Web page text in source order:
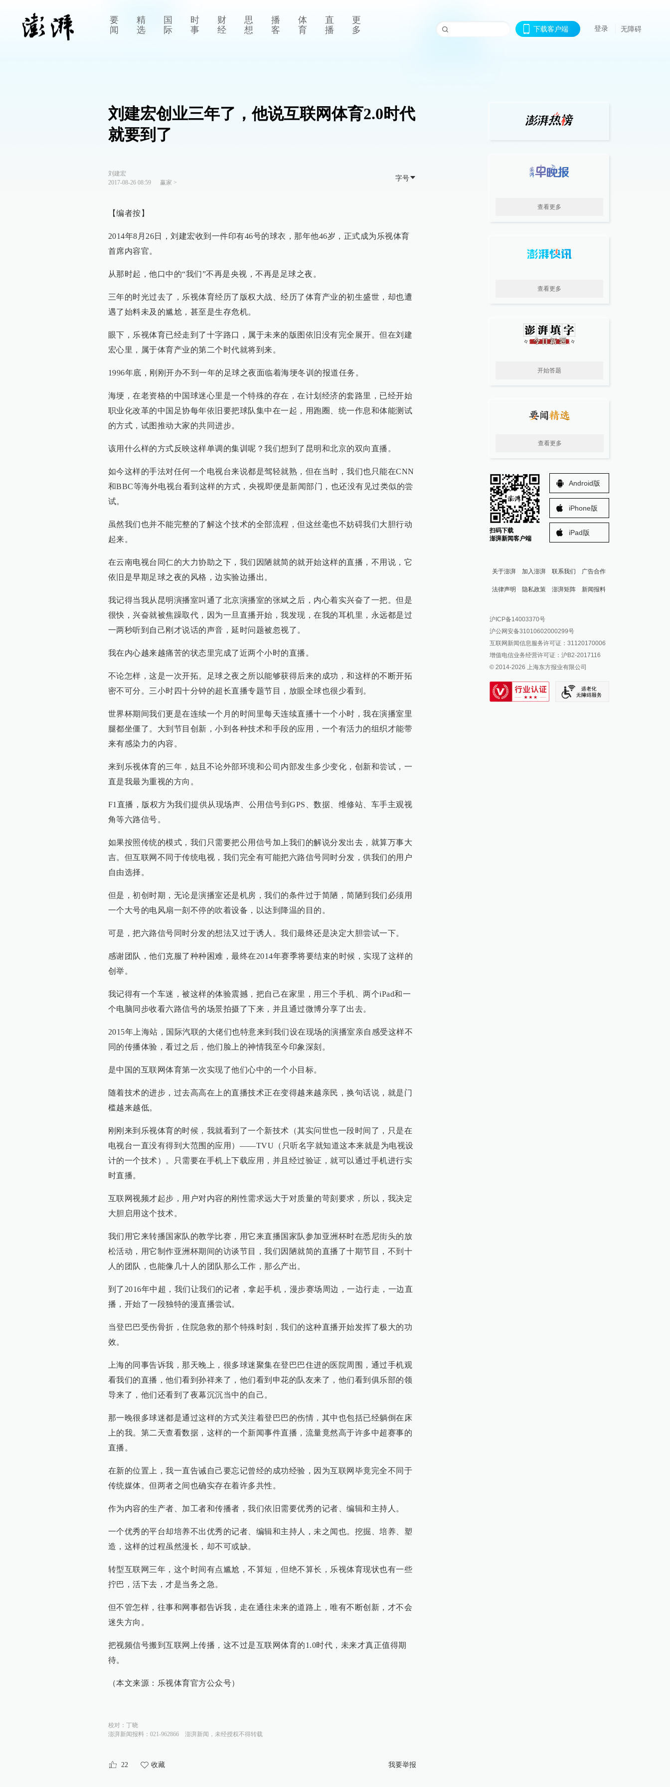
要
闻
精
选
国
际
时
事
财
经
思
想
播
客
体
育
直
播
更
多
下载客户端 登录 无障碍
刘建宏创业三年了，他说互联网体育2.0时代
就要到了
刘建宏
2017-08-26 08:59
赢家 >
字号
【编者按】
2014年8月26日，刘建宏收到一件印有46号的球衣，那年他46岁，正式成为乐视体育
首席内容官。
从那时起，他口中的“我们”不再是央视，不再是足球之夜。
三年的时光过去了，乐视体育经历了版权大战、经历了体育产业的初生盛世，却也遭
遇了始料未及的尴尬，甚至是生存危机。
眼下，乐视体育已经走到了十字路口，属于未来的版图依旧没有完全展开。但在刘建
宏心里，属于体育产业的第二个时代就将到来。
1996年底，刚刚开办不到一年的足球之夜面临着海埂冬训的报道任务。
海埂，在老资格的中国球迷心里是一个特殊的存在，在计划经济的套路里，已经开始
职业化改革的中国足协每年依旧要把球队集中在一起，用跑圈、统一作息和体能测试
的方式，试图推动大家的共同进步。
该用什么样的方式反映这样单调的集训呢？我们想到了昆明和北京的双向直播。
如今这样的手法对任何一个电视台来说都是驾轻就熟，但在当时，我们也只能在CNN
和BBC等海外电视台看到这样的方式，央视即便是新闻部门，也还没有见过类似的尝
试。
虽然我们也并不能完整的了解这个技术的全部流程，但这丝毫也不妨碍我们大胆行动
起来。
在云南电视台同仁的大力协助之下，我们因陋就简的就开始这样的直播，不用说，它
依旧是早期足球之夜的风格，边实验边播出。
我记得当我从昆明演播室叫通了北京演播室的张斌之后，内心着实兴奋了一把。但是
很快，兴奋就被焦躁取代，因为一旦直播开始，我发现，在我的耳机里，永远都是过
一两秒听到自己刚才说话的声音，延时问题被忽视了。
我在内心越来越痛苦的状态里完成了近两个小时的直播。
不论怎样，这是一次开拓。足球之夜之所以能够获得后来的成功，和这样的不断开拓
密不可分。三小时四十分钟的超长直播专题节目，放眼全球也很少看到。
世界杯期间我们更是在连续一个月的时间里每天连续直播十一个小时，我在演播室里
腿都坐僵了。大到节目创新，小到各种技术和手段的应用，一个有活力的组织才能带
来有感染力的内容。
来到乐视体育的三年，姑且不论外部环境和公司内部发生多少变化，创新和尝试，一
直是我最为重视的方向。
F1直播，版权方为我们提供从现场声、公用信号到GPS、数据、维修站、车手主观视
角等六路信号。
如果按照传统的模式，我们只需要把公用信号加上我们的解说分发出去，就算万事大
吉。但互联网不同于传统电视，我们完全有可能把六路信号同时分发，供我们的用户
自由选择。
但是，初创时期，无论是演播室还是机房，我们的条件过于简陋，简陋到我们必须用
一个大号的电风扇一刻不停的吹着设备，以达到降温的目的。
可是，把六路信号同时分发的想法又过于诱人。我们最终还是决定大胆尝试一下。
感谢团队，他们克服了种种困难，最终在2014年赛季将要结束的时候，实现了这样的
创举。
我记得有一个车迷，被这样的体验震撼，把自己在家里，用三个手机、两个iPad和一
个电脑同步收看六路信号的场景拍摄了下来，并且通过微博分享了出去。
2015年上海站，国际汽联的大佬们也特意来到我们设在现场的演播室亲自感受这样不
同的传播体验，看过之后，他们脸上的神情我至今印象深刻。
是中国的互联网体育第一次实现了他们心中的一个小目标。
随着技术的进步，过去高高在上的直播技术正在变得越来越亲民，换句话说，就是门
槛越来越低。
刚刚来到乐视体育的时候，我就看到了一个新技术（其实问世也一段时间了，只是在
电视台一直没有得到大范围的应用）——TVU（只听名字就知道这本来就是为电视设
计的一个技术）。只需要在手机上下载应用，并且经过验证，就可以通过手机进行实
时直播。
互联网视频才起步，用户对内容的刚性需求远大于对质量的苛刻要求，所以，我决定
大胆启用这个技术。
我们用它来转播国家队的教学比赛，用它来直播国家队参加亚洲杯时在悉尼街头的放
松活动，用它制作亚洲杯期间的访谈节目，我们因陋就简的直播了十期节目，不到十
人的团队，也能像几十人的团队那么工作，那么产出。
到了2016年中超，我们让我们的记者，拿起手机，漫步赛场周边，一边行走，一边直
播，开始了一段独特的漫直播尝试。
当登巴巴受伤骨折，住院急救的那个特殊时刻，我们的这种直播开始发挥了极大的功
效。
上海的同事告诉我，那天晚上，很多球迷聚集在登巴巴住进的医院周围，通过手机观
看我们的直播，他们看到孙祥来了，他们看到申花的队友来了，他们看到俱乐部的领
导来了，他们还看到了夜幕沉沉当中的自己。
那一晚很多球迷都是通过这样的方式关注着登巴巴的伤情，其中也包括已经躺倒在床
上的我。第二天查看数据，这样的一个新闻事件直播，流量竟然高于许多中超赛事的
直播。
在新的位置上，我一直告诫自己要忘记曾经的成功经验，因为互联网毕竟完全不同于
传统媒体。但两者之间也确实存在着许多共性。
作为内容的生产者、加工者和传播者，我们依旧需要优秀的记者、编辑和主持人。
一个优秀的平台却培养不出优秀的记者、编辑和主持人，未之闻也。挖掘、培养、塑
造，这样的过程虽然漫长，却不可或缺。
转型互联网三年，这个时间有点尴尬，不算短，但绝不算长，乐视体育现状也有一些
拧巴，活下去，才是当务之急。
但不管怎样，往事和网事都告诉我，走在通往未来的道路上，唯有不断创新，才不会
迷失方向。
把视频信号搬到互联网上传播，这不过是互联网体育的1.0时代，未来才真正值得期
待。
（本文来源：乐视体育官方公众号）
校对： 丁晓
澎湃新闻报料：021-962866
澎湃新闻，未经授权不得转载
22 收藏 我要举报
查看更多
查看更多
开始答题
查看更多
扫码下载
澎湃新闻客户端
Android版
iPhone版
iPad版
关于澎湃 加入澎湃 联系我们 广告合作
法律声明 隐私政策 澎湃矩阵
澎湃新闻公众号
澎湃新闻抖音号
派生万物开放平台
IP SHANGHAI
SIXTH TONE
新闻报料
报料邮箱: news@thepaper.cn
沪ICP备14003370号
沪公网安备31010602000299号
互联网新闻信息服务许可证：31120170006
增值电信业务经营许可证：沪B2-2017116
© 2014-2026 上海东方报业有限公司